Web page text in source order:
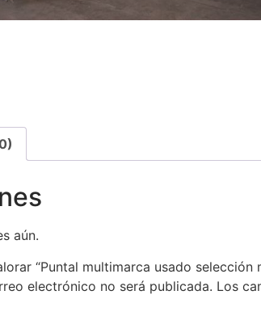
aún.
“Puntal multimarca usado
electrónico no será publicada. Los